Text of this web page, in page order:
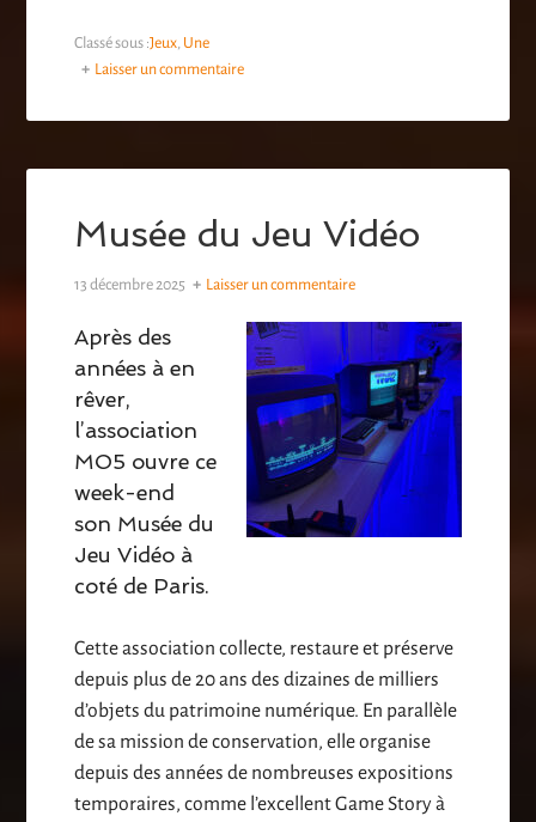
Classé sous :Jeux, Une
Laisser un commentaire
Musée du Jeu Vidéo
13 décembre 2025 Laisser un commentaire
Après des
années à en
rêver,
l’association
MO5 ouvre ce
week-end
son Musée du
Jeu Vidéo à
coté de Paris.
Cette association collecte, restaure et préserve
depuis plus de 20 ans des dizaines de milliers
d’objets du patrimoine numérique. En parallèle
de sa mission de conservation, elle organise
depuis des années de nombreuses expositions
temporaires, comme l’excellent Game Story à